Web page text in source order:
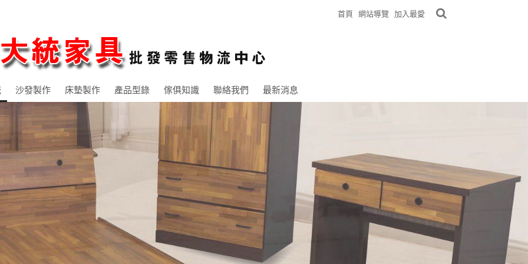
首頁 網站導覽 加入最愛
沙發製作 床墊製作 產品型錄 傢俱知識 聯絡我們 最新消息